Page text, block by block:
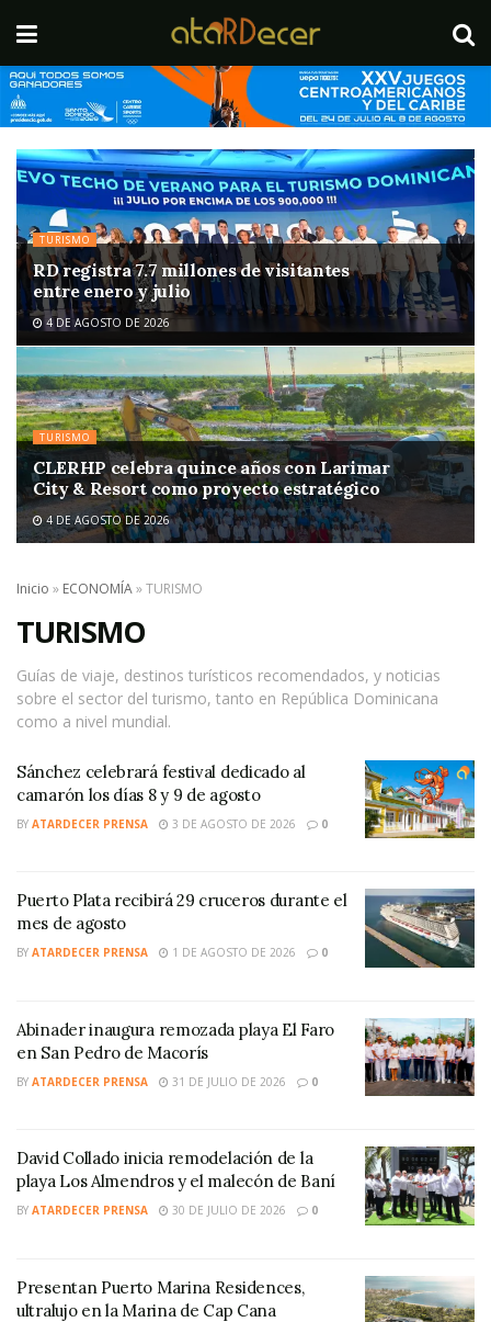
TURISMO
RD registra 7.7 millones de visitantes
entre enero y julio
4 DE AGOSTO DE 2026
TURISMO
CLERHP celebra quince años con Larimar
City & Resort como proyecto estratégico
4 DE AGOSTO DE 2026
Inicio » ECONOMÍA»TURISMO
TURISMO
Guías de viaje, destinos turísticos recomendados, y noticias
sobre el sector del turismo, tanto en República Dominicana
como a nivel mundial.
Sánchez celebrará festival dedicado al
camarón los días 8 y 9 de agosto
BY ATARDECER PRENSA 3 DE AGOSTO DE 2026 0
Puerto Plata recibirá 29 cruceros durante el
mes de agosto
BY ATARDECER PRENSA 1 DE AGOSTO DE 2026 0
Abinader inaugura remozada playa El Faro
en San Pedro de Macorís
BY ATARDECER PRENSA 31 DE JULIO DE 2026 0
David Collado inicia remodelación de la
playa Los Almendros y el malecón de Baní
BY ATARDECER PRENSA 30 DE JULIO DE 2026 0
Presentan Puerto Marina Residences,
ultralujo en la Marina de Cap Cana